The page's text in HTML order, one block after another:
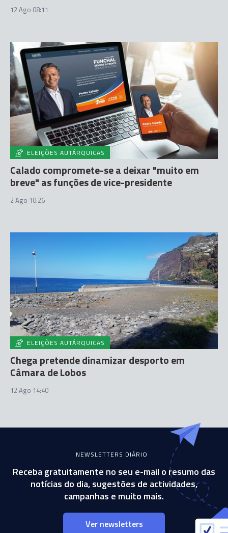
12 Ago 08:11
ELEIÇÕES AUTÁRQUICAS
Calado compromete-se a deixar "muito em
breve" as funções de vice-presidente
2 Ago 10:26
ELEIÇÕES AUTÁRQUICAS
Chega pretende dinamizar desporto em
Câmara de Lobos
12 Ago 14:40
NEWSLETTERS DIÁRIO
Receba gratuitamente no seu e-mail o resumo das
notícias do dia, sugestões de actividades,
campanhas e muito mais.
Ver newsletters